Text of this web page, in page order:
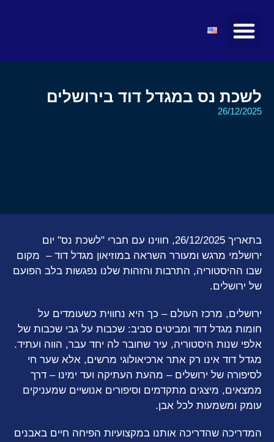
לשכת נס במגדל דוד בירושלים
26/12/2025
בתאריך 26/12/2025, חווינו עם חברי "לשכת נס" יום
ירושלמי מרגש ומעורר השראה במוזיאון מגדל דוד – מקום
שבו ההיסטוריה, התרבות והזהות שלנו נפגשות בלב הפועם
של ירושלים.
ירושלים, מרכז העולם – כך היא נחווית כשעומדים על
חומות מגדל דוד ומביטים סביב: שכבות על גבי שכבות של
אלפי שנות היסטוריה, עיר שחובר לה יחד עבר, הווה ועתיד.
מגדל דוד אינו רק אתר ארכיאולוגי מרשים, אלא שער חי
לסיפורה של ירושלים – מהעת העתיקה ועד ימינו – דרך
ממצאים, מיצגים מתקדמים וסיפורים אנושיים שמעניקים
עומק ומשמעות לכל אבן.
המדריכה שהדריכה אותנו במקצועיות הפיחה חיים באבנים